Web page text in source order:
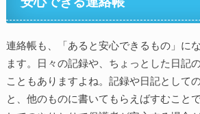
連絡帳も、「あると安心できるもの」に
ます。日々の記録や、ちょっとした日記
こともありますよね。記録や日記として
と、他のものに書いてもらえばすむこと